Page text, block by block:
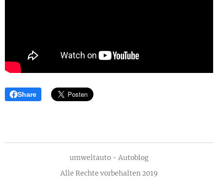
Share
umweltauto - Autoblog
Alle Rechte vorbehalten 2019